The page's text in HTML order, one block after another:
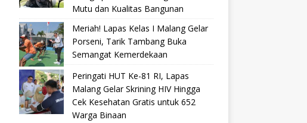
Mutu dan Kualitas Bangunan
Meriah! Lapas Kelas I Malang Gelar
Porseni, Tarik Tambang Buka
Semangat Kemerdekaan
Peringati HUT Ke-81 RI, Lapas
Malang Gelar Skrining HIV Hingga
Cek Kesehatan Gratis untuk 652
Warga Binaan